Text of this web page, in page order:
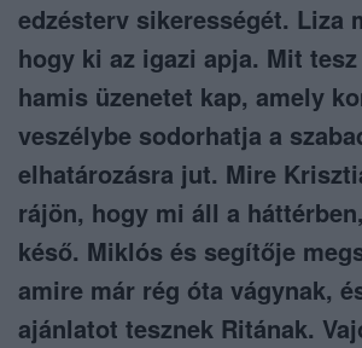
edzésterv sikerességét. Liza
hogy ki az igazi apja. Mit
hamis üzenetet kap, amely
veszélybe sodorhatja a
elhatározásra jut. Mire
rájön, hogy mi áll a
késő. Miklós és segítője
amire már rég óta vágynak,
ajánlatot tesznek Ritának.